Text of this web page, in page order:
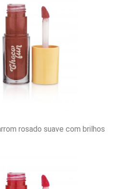
rosado suave com brilhos